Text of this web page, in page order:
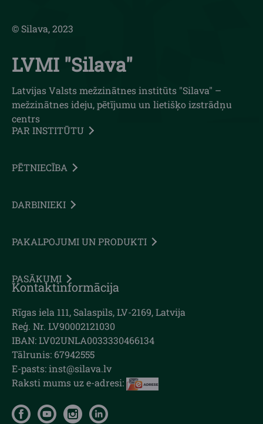
© Silava, 2023
LVMI "Silava"
Latvijas Valsts mežzinātnes institūts "Silava" –
mežzinātnes ideju, pētījumu un lietišķo izstrādņu
centrs
PAR INSTITŪTU
PĒTNIECĪBA
DARBINIEKI
PAKALPOJUMI UN PRODUKTI
PASĀKUMI
Kontaktinformācija
Rīgas iela 111, Salaspils, LV-2169, Latvija
Reģ. Nr. LV90002121030
IBAN: LV02UNLA0033330466134
Tālrunis: 67942555
E-pasts: inst@silava.lv
Raksti mums uz e-adresi: